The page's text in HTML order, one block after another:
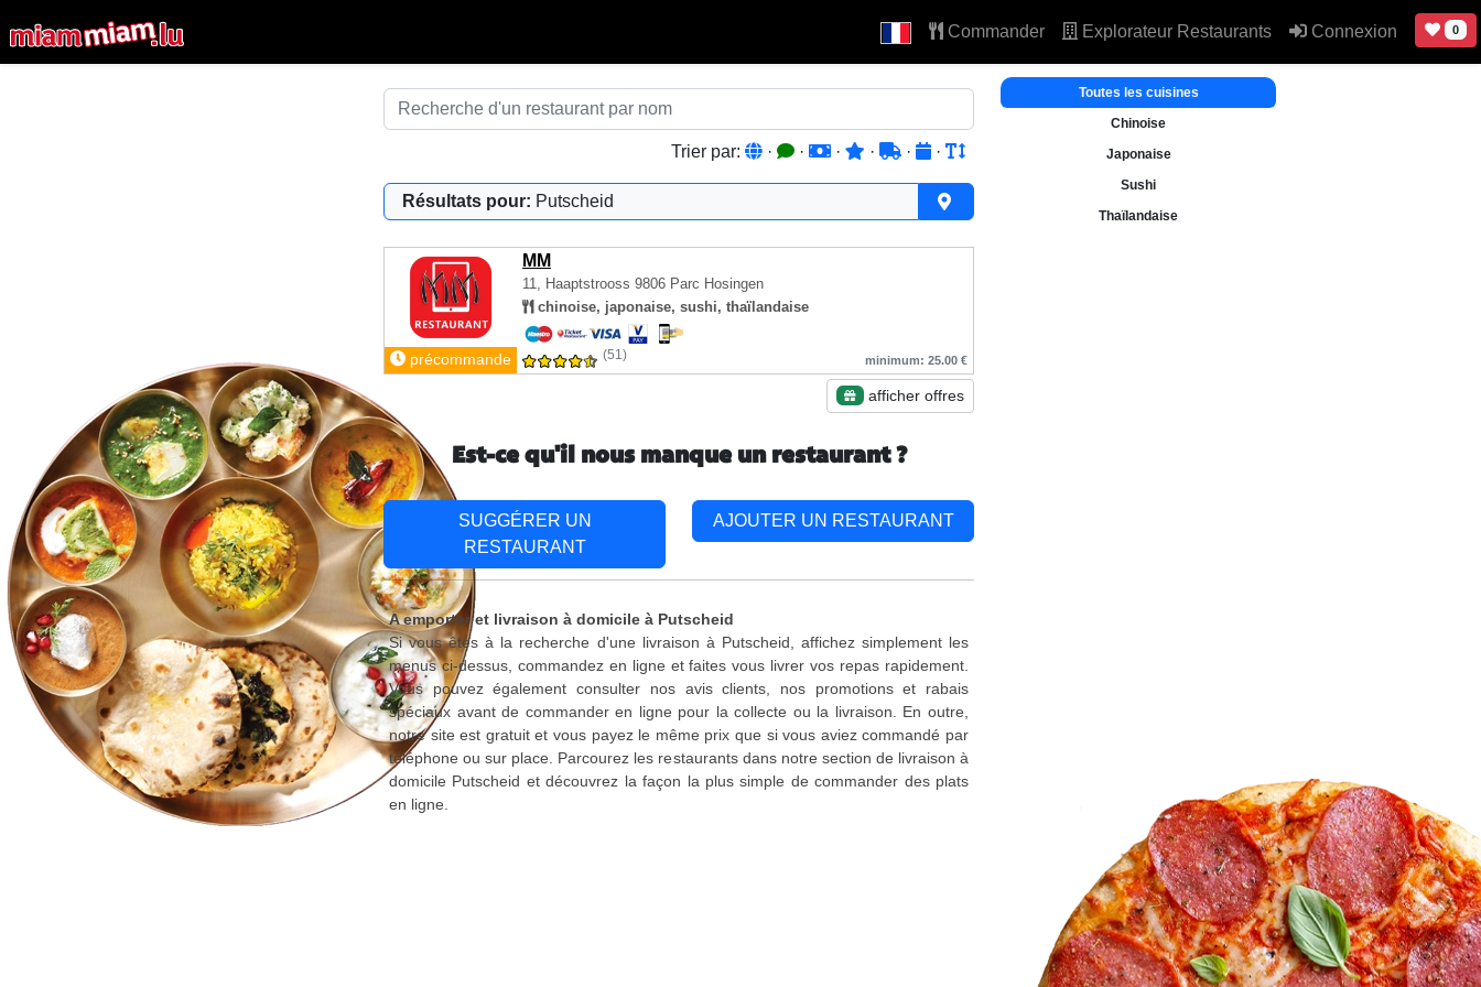
Commander Explorateur Restaurants Connexion 0
Trier par: · · · · · ·
Résultats pour: Putscheid
MM
11, Haaptstrooss 9806 Parc Hosingen
chinoise, japonaise, sushi, thaïlandaise
précommande (51) minimum: 25.00 €
afficher offres
Toutes les cuisines
Chinoise
Japonaise
Sushi
Thaïlandaise
Est-ce qu'il nous manque un restaurant ?
SUGGÉRER UN
RESTAURANT
AJOUTER UN RESTAURANT
A emporter et livraison à domicile à Putscheid
Si vous êtes à la recherche d'une livraison à Putscheid, affichez simplement les
menus ci-dessus, commandez en ligne et faites vous livrer vos repas rapidement.
Vous pouvez également consulter nos avis clients, nos promotions et rabais
spéciaux avant de commander en ligne pour la collecte ou la livraison. En outre,
notre site est gratuit et vous payez le même prix que si vous aviez commandé par
téléphone ou sur place. Parcourez les restaurants dans notre section de livraison à
domicile Putscheid et découvrez la façon la plus simple de commander des plats
en ligne.